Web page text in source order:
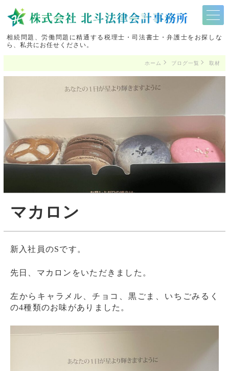
相続問題、労働問題に精通する税理士・司法書士・弁護士をお探しな
ら、私共にお任せください。
ホーム ブログ一覧 取材
マカロン
新入社員のSです。
先日、マカロンをいただきました。
左からキャラメル、チョコ、黒ごま、いちごみるく
の4種類のお味がありました。